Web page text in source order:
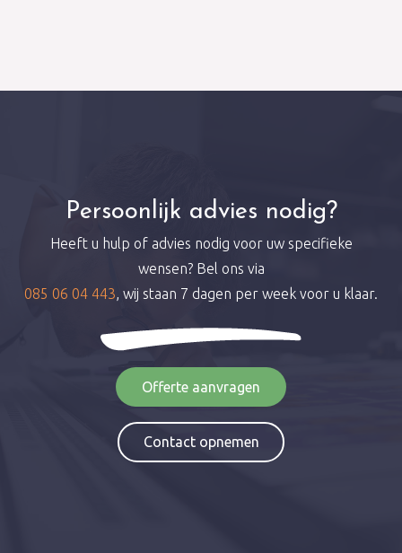
Persoonlijk advies nodig?
Heeft u hulp of advies nodig voor uw specifieke
wensen? Bel ons via
085 06 04 443, wij staan 7 dagen per week voor u klaar.
Offerte aanvragen
Contact opnemen